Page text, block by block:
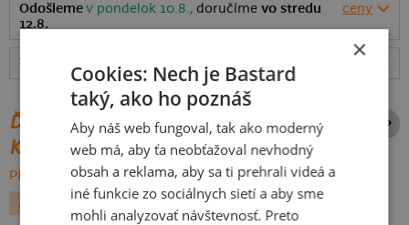
Odošlemev pondelok 10.8., doručímevo stredu
12.8.
ceny
Tabuľka veľkostí : Akú vybrať?
ĎALŠIE POTLAČE Z ROVNAKEJ
KATEGÓRIE
PREHĽADÁVAŤ VŠETKO:
ALKOHOL
TURISTIKA PÁRTY
×
Cookies: Nech je Bastard
taký, ako ho poznáš
Aby náš web fungoval, tak ako moderný
web má, aby ťa neobťažoval nevhodný
obsah a reklama, aby sa ti prehrali videá a
iné funkcie zo sociálnych sietí a aby sme
mohli analyzovať návštevnosť. Preto